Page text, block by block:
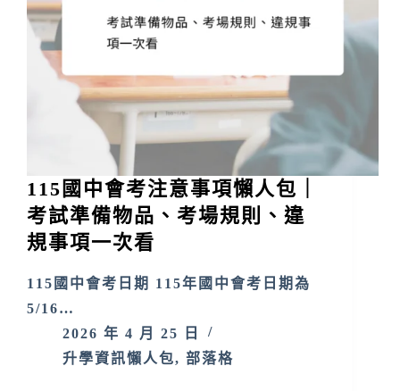
115國中會考注意事項懶人包｜
考試準備物品、考場規則、違
規事項一次看
115國中會考日期 115年國中會考日期為
5/16…
2026 年 4 月 25 日
升學資訊懶人包, 部落格